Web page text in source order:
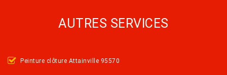
AUTRES SERVICES
Peinture clôture Attainville 95570